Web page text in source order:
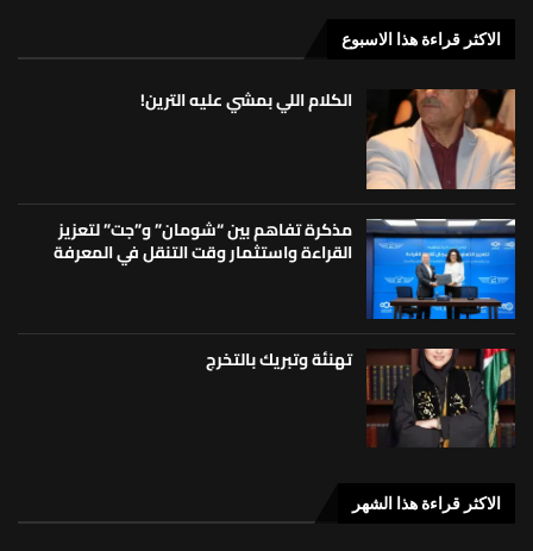
الاكثر قراءة هذا الاسبوع
الكلام اللي بمشي عليه الترين!
مذكرة تفاهم بين “شومان” و”جت” لتعزيز
القراءة واستثمار وقت التنقل في المعرفة
تهنئة وتبريك بالتخرج
الاكثر قراءة هذا الشهر